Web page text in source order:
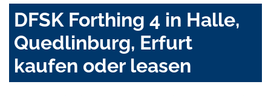
DFSK Forthing 4 in Halle,
Quedlinburg, Erfurt
kaufen oder leasen